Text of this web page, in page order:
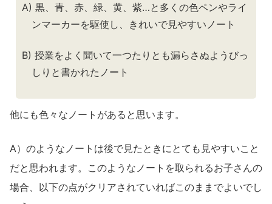
A) 黒、青、赤、緑、黄、紫…と多くの色ペンやライ
ンマーカーを駆使し、きれいで見やすいノート
B) 授業をよく聞いて一つたりとも漏らさぬようびっ
しりと書かれたノート
他にも色々なノートがあると思います。
A）のようなノートは後で見たときにとても見やすいこと
だと思われます。このようなノートを取られるお子さんの
場合、以下の点がクリアされていればこのままでよいでし